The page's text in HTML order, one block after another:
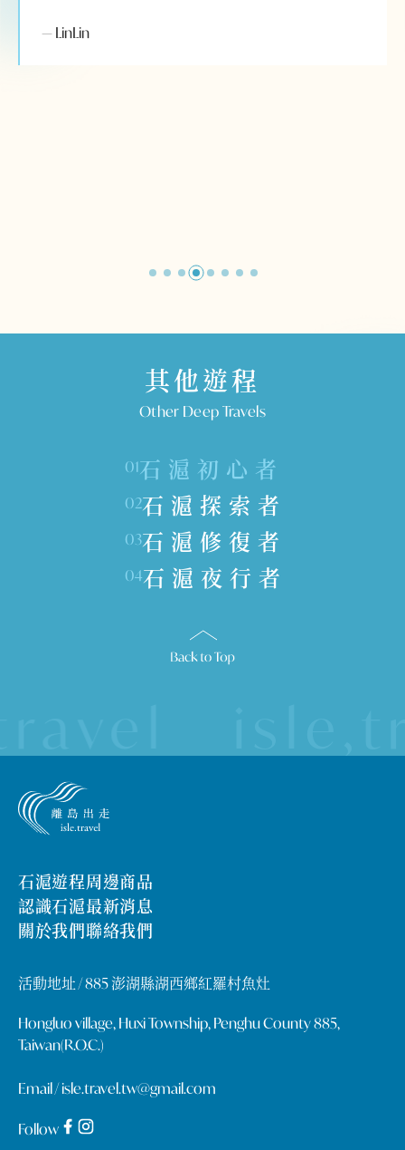
—LinLin
其他遊程
Other Deep Travels
01石滬初心者
02石滬探索者
03石滬修復者
04石滬夜行者
石滬遊程周邊商品
認識石滬最新消息
關於我們聯絡我們
活動地址 /885 澎湖縣湖西鄉紅羅村魚灶
Hongluo village, Huxi Township, Penghu County 885,
Taiwan(R.O.C.)
Email /isle.travel.tw@gmail.com
Follow